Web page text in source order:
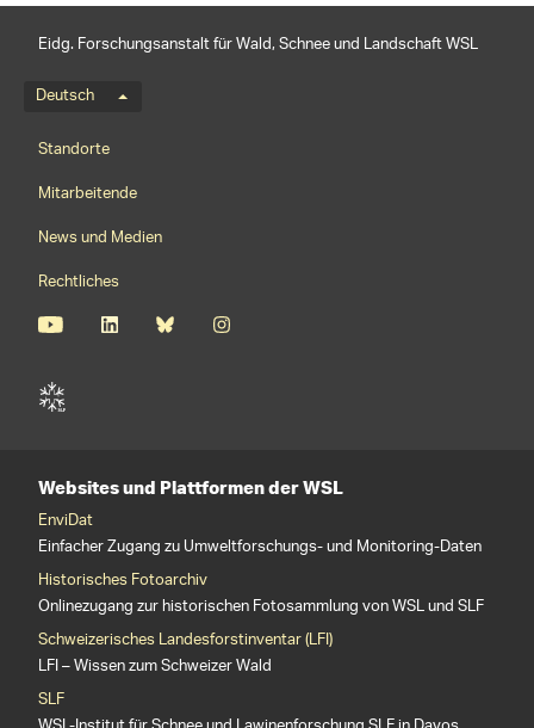
Eidg. Forschungsanstalt für Wald, Schnee und Landschaft WSL
Sprachmenü
Deutsch
Footernavigation
Standorte
Mitarbeitende
News und Medien
Rechtliches
Websites und Plattformen der WSL
EnviDat
Einfacher Zugang zu Umweltforschungs- und Monitoring-Daten
Historisches Fotoarchiv
Onlinezugang zur historischen Fotosammlung von WSL und SLF
Schweizerisches Landesforstinventar (LFI)
LFI – Wissen zum Schweizer Wald
SLF